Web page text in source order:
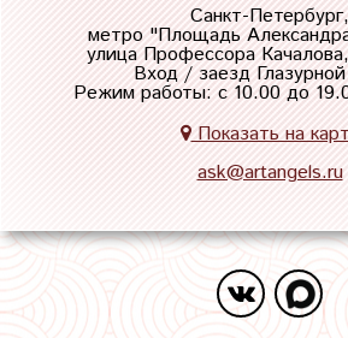
Санкт-Петербург,
метро "Площадь
улица Профессора
Вход / заезд
Режим работы: с 10.00 до
Показать на
ask@artangels.ru